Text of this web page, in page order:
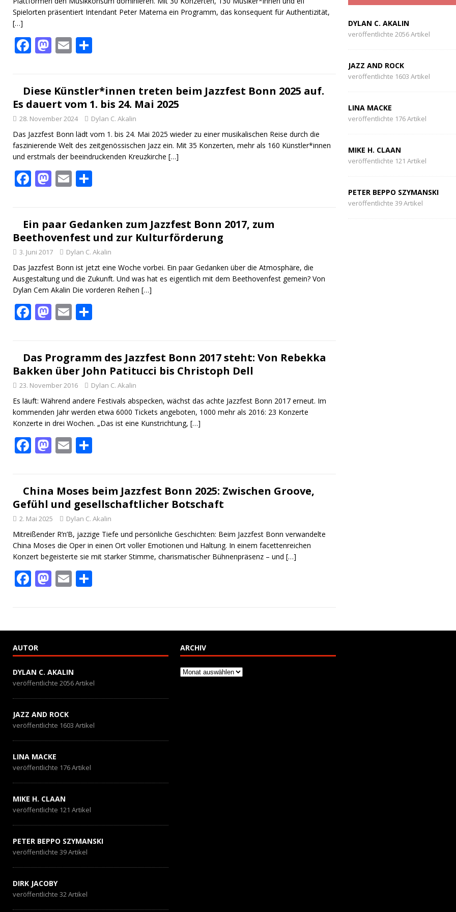
Spielorten präsentiert Intendant Peter Materna ein Programm, das konsequent für Authentizität,
[…]
F
b
o
o
k
M
d
o
n
E
l n
Diese Künstler*innen treten beim Jazzfest Bonn 2025 auf.
Es dauert vom 1. bis 24. Mai 2025
28. November 2024 Dylan C. Akalin
Das Jazzfest Bonn lädt vom 1. bis 24. Mai 2025 wieder zu einer musikalischen Reise durch die
faszinierende Welt des zeitgenössischen Jazz ein. Mit 35 Konzerten, mehr als 160 Künstler*innen
und erstmals der beeindruckenden Kreuzkirche […]
F
b
o
o
k
M
d
o
n
E
l n
Ein paar Gedanken zum Jazzfest Bonn 2017, zum
Beethovenfest und zur Kulturförderung
3. Juni 2017 Dylan C. Akalin
Das Jazzfest Bonn ist jetzt eine Woche vorbei. Ein paar Gedanken über die Atmosphäre, die
Ausgestaltung und die Zukunft. Und was hat es eigentlich mit dem Beethovenfest gemein? Von
Dylan Cem Akalin Die vorderen Reihen […]
F
b
o
o
k
M
d
o
n
E
l n
Das Programm des Jazzfest Bonn 2017 steht: Von Rebekka
Bakken über John Patitucci bis Christoph Dell
23. November 2016 Dylan C. Akalin
Es läuft: Während andere Festivals abspecken, wächst das achte Jazzfest Bonn 2017 erneut. Im
kommenden Jahr werden etwa 6000 Tickets angeboten, 1000 mehr als 2016: 23 Konzerte
Konzerte in drei Wochen. „Das ist eine Kunstrichtung, […]
F
b
o
o
k
M
d
o
n
E
l n
China Moses beim Jazzfest Bonn 2025: Zwischen Groove,
Gefühl und gesellschaftlicher Botschaft
2. Mai 2025 Dylan C. Akalin
Mitreißender R’n’B, jazzige Tiefe und persönliche Geschichten: Beim Jazzfest Bonn verwandelte
China Moses die Oper in einen Ort voller Emotionen und Haltung. In einem facettenreichen
Konzert begeisterte sie mit starker Stimme, charismatischer Bühnenpräsenz – und […]
F
b
o
o
k
M
d
n
E
l n
DYLAN C. AKALIN
veröffentlichte 2056 Artikel
JAZZ AND ROCK
veröffentlichte 1603 Artikel
LINA MACKE
veröffentlichte 176 Artikel
MIKE H. CLAAN
veröffentlichte 121 Artikel
PETER BEPPO SZYMANSKI
veröffentlichte 39 Artikel
AUTOR
DYLAN C. AKALIN
veröffentlichte 2056 Artikel
JAZZ AND ROCK
veröffentlichte 1603 Artikel
LINA MACKE
veröffentlichte 176 Artikel
MIKE H. CLAAN
veröffentlichte 121 Artikel
PETER BEPPO SZYMANSKI
veröffentlichte 39 Artikel
DIRK JACOBY
veröffentlichte 32 Artikel
ARCHIV
Archiv